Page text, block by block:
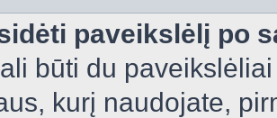
paveikslėlį po
būti du
kurį naudojate,